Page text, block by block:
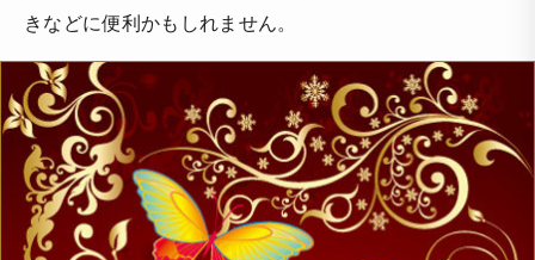
きなどに便利かもしれません。